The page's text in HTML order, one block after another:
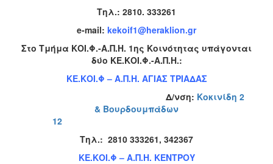
Αυτόματοι
Απινιδωτές
Τηλ.: 2810. 333261
e-mail: kekoif1@heraklion.gr
Στο Τμήμα ΚΟΙ.Φ.-Α.Π.Η. 1ης Κοινότητας υπάγονται
δύο ΚΕ.ΚΟΙ.Φ.-Α.Π.Η.:
ΚΕ.ΚΟΙ.Φ – Α.Π.Η. ΑΓΙΑΣ ΤΡΙΑΔΑΣ
Δ/νση: Κοκινίδη 2
& Βουρδουμπάδων
12
Tηλ.: 2810 333261, 342367
ΚΕ.ΚΟΙ.Φ – Α.Π.Η. ΚΕΝΤΡΟΥ